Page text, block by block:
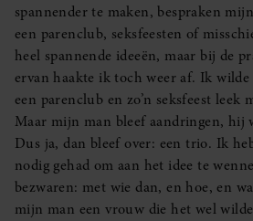
spannender te maken, bespraken
een parenclub, seksfeesten of
heel spannende ideeën, maar bij de
ervan haakte ik toch weer af. Ik
een parenclub en zo’n seksfeest leek
Maar mijn man bleef aandringen, hij
Dus ja, dan bleef over: een trio. Ik
nodig gehad om aan het idee te
bezwaren: met wie dan, en hoe, en
mijn man een vrouw die het wel